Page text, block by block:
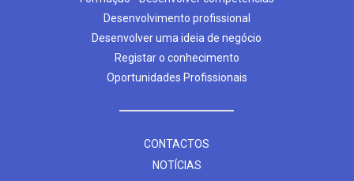
Desenvolvimento profissional
Desenvolver uma ideia de negócio
Registar o conhecimento
Oportunidades Profissionais
CONTACTOS
NOTÍCIAS